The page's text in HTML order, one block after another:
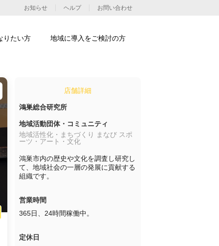
店舗詳細
鴻巣総合研究所
地域活動団体・コミュニティ
地域活性化・まちづくり まなび スポ
ーツ・アート・文化
鴻巣市内の歴史や文化を調査し研究し
て、地域社会の一層の発展に貢献する
組織です。
営業時間
365日、24時間稼働中。
定休日
お知らせ ヘルプ お問い合わせ
りたい方 地域に導入をご検討の方